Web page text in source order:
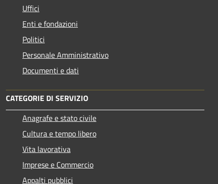
Uffici
Enti e fondazioni
Politici
Personale Amministrativo
Documenti e dati
CATEGORIE DI SERVIZIO
Anagrafe e stato civile
Cultura e tempo libero
Vita lavorativa
Imprese e Commercio
Appalti pubblici